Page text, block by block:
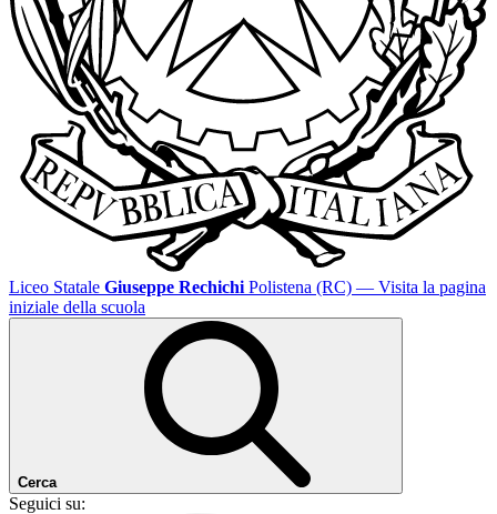
Liceo Statale Giuseppe Rechichi Polistena (RC) — Visita la pagina
iniziale della scuola
Cerca
Seguici su: